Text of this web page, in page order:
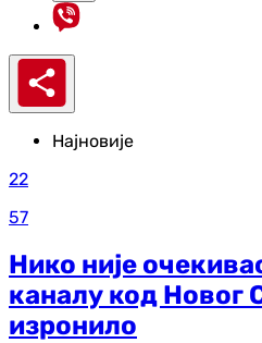
Најновије
22
57
Нико није
каналу код Новог
изронило